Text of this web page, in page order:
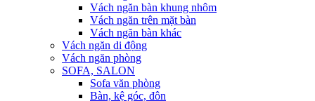
Vách ngăn bàn khung nhôm
Vách ngăn trên mặt bàn
Vách ngăn bàn khác
Vách ngăn di động
Vách ngăn phòng
SOFA, SALON
Sofa văn phòng
Bàn, kệ góc, đôn